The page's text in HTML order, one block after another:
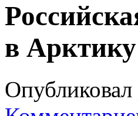
в
Опубликовал